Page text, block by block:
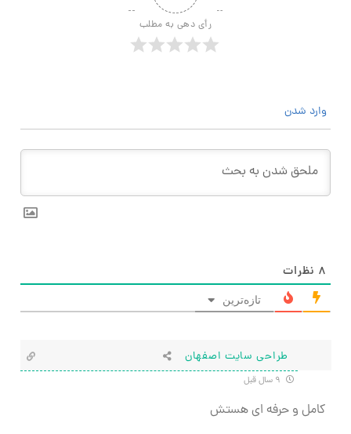
رأی دهی به مطلب
وارد شدن
۸ نظرات
تازه‌ترین
طراحی سایت اصفهان
کامل و حرفه ای هستش